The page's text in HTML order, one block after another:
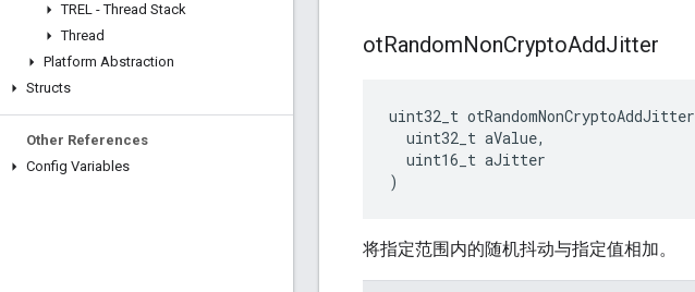
TREL - Thread Stack
Thread
Platform Abstraction
Structs
Other References
Config Variables
otRandomNonCryptoAddJitter
uint32_t otRandomNonCryptoAddJitter
uint32_t aValue,
uint16_t aJitter
)
将指定范围内的随机抖动与指定值相加。